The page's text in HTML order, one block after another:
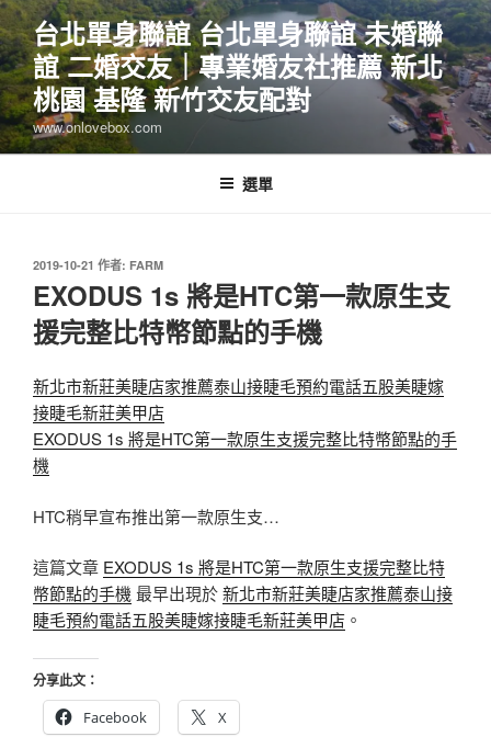
跳
至
主
要
內
容
台北單身聯誼 台北單身聯誼 未婚聯
誼 二婚交友｜專業婚友社推薦 新北
桃園 基隆 新竹交友配對
www.onlovebox.com
選單
發
佈
於
2019-10-21 作者: FARM
EXODUS 1s 將是HTC第一款原生支
援完整比特幣節點的手機
新北市新莊美睫店家推薦泰山接睫毛預約電話五股美睫嫁
接睫毛新莊美甲店
EXODUS 1s 將是HTC第一款原生支援完整比特幣節點的手
機
HTC稍早宣布推出第一款原生支…
這篇文章 EXODUS 1s 將是HTC第一款原生支援完整比特
幣節點的手機最早出現於新北市新莊美睫店家推薦泰山接
睫毛預約電話五股美睫嫁接睫毛新莊美甲店 。
分享此文：
Facebook
X